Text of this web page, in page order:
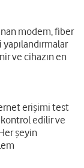
modem, fiber
ve cihazın en
erişimi test
kontrol edilir ve
şeyin